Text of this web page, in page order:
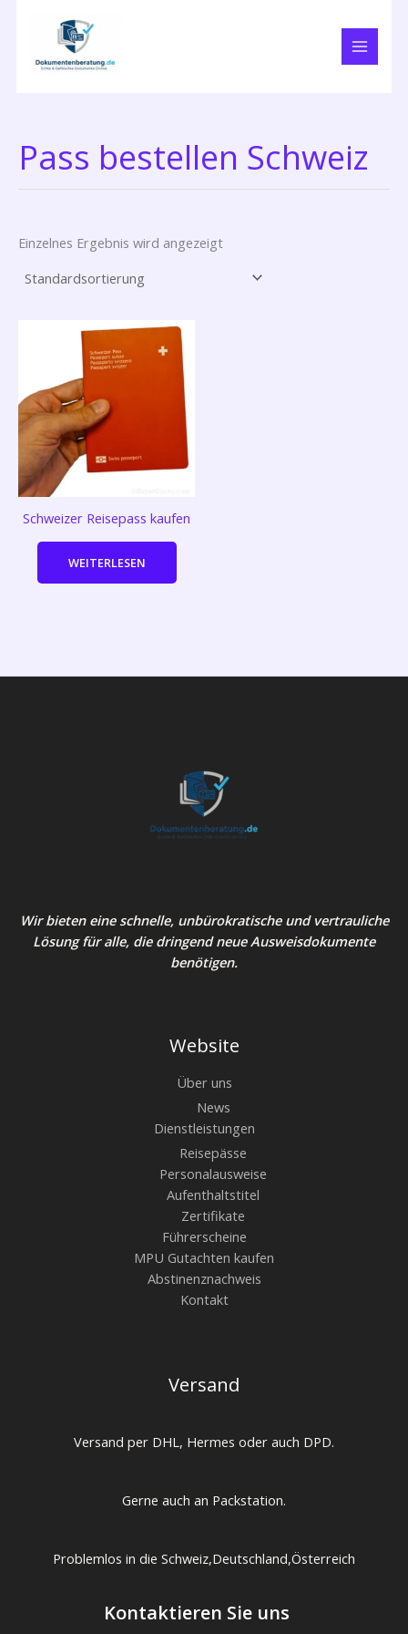
Pass bestellen Schweiz
Einzelnes Ergebnis wird angezeigt
Schweizer Reisepass kaufen
WEITERLESEN
Wir bieten eine schnelle, unbürokratische und vertrauliche
Lösung für alle, die dringend neue Ausweisdokumente
benötigen.
Website
Über uns
News
Dienstleistungen
Reisepässe
Personalausweise
Aufenthaltstitel
Zertifikate
Führerscheine
MPU Gutachten kaufen
Abstinenznachweis
Kontakt
Versand
Versand per DHL, Hermes oder auch DPD.
Gerne auch an Packstation.
Problemlos in die Schweiz,Deutschland,Österreich
Kontaktieren Sie uns